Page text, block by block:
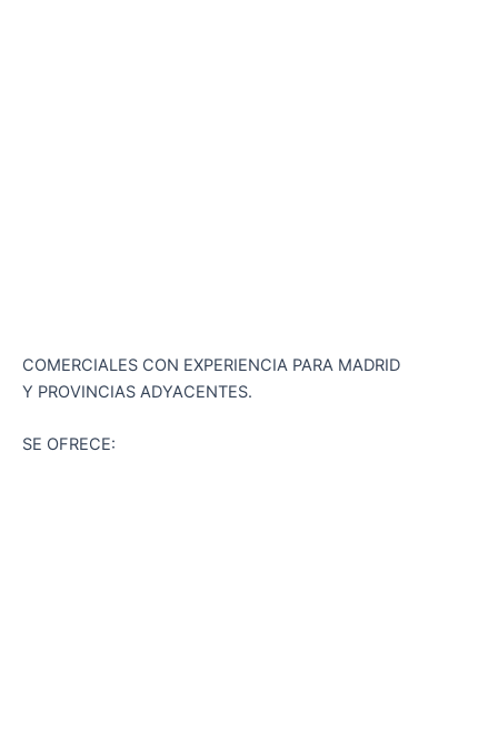
COMERCIALES CON EXPERIENCIA PARA MADRID
Y PROVINCIAS ADYACENTES.
SE OFRECE: